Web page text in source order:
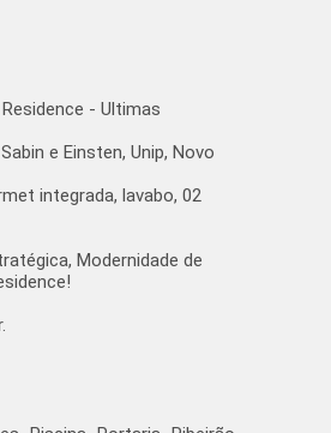
- Ultimas
e Einsten, Unip, Novo
integrada, lavabo, 02
Modernidade de